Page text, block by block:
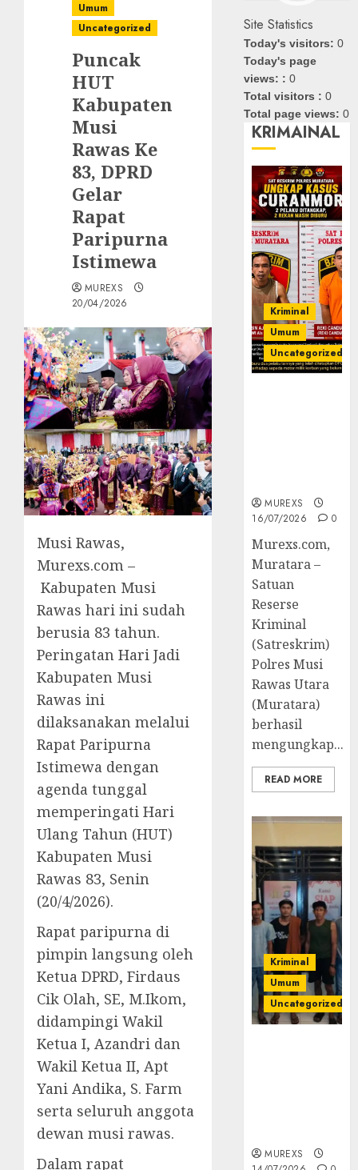
Umum
Uncategorized
Puncak
HUT
Kabupaten
Musi
Rawas Ke
83, DPRD
Gelar
Rapat
Paripurna
Istimewa
MUREXS
20/04/2026
Musi Rawas,
Murexs.com –
Kabupaten Musi
Rawas hari ini sudah
berusia 83 tahun.
Peringatan Hari Jadi
Kabupaten Musi
Rawas ini
dilaksanakan melalui
Rapat Paripurna
Istimewa dengan
agenda tunggal
memperingati Hari
Ulang Tahun (HUT)
Kabupaten Musi
Rawas 83, Senin
(20/4/2026).
Rapat paripurna di
pimpin langsung oleh
Ketua DPRD, Firdaus
Cik Olah, SE, M.Ikom,
didampingi Wakil
Ketua I, Azandri dan
Wakil Ketua II, Apt
Yani Andika, S. Farm
serta seluruh anggota
dewan musi rawas.
Dalam rapat
Site Statistics
Today's visitors:0
Today's page
views: :0
Total visitors :0
Total page views:0
KRIMAINAL
Kriminal
Umum
Uncategorized
MUREXS
16/07/2026
0
Murexs.com,
Muratara –
Satuan
Reserse
Kriminal
(Satreskrim)
Polres Musi
Rawas Utara
(Muratara)
berhasil
mengungkap...
READ MORE
Kriminal
Umum
Uncategorized
MUREXS